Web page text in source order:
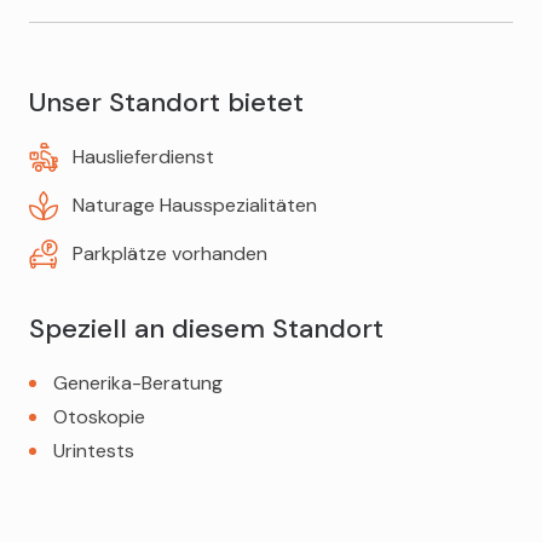
Ceres-Beratung
Hepatitis-A-Impfung
Impfberatung
MMR-Impfung (Masern-Mumps-Röteln)
FSME-Impfung ("Zeckenimpfung")
Cardio-Check
Kopf- und Venenkissen
Krücken
Milchpumpen
Teppichreiniger
Unser Standort bietet
Hauslieferdienst
Naturage Hausspezialitäten
Parkplätze vorhanden
Speziell an diesem Standort
Generika-Beratung
Otoskopie
Urintests